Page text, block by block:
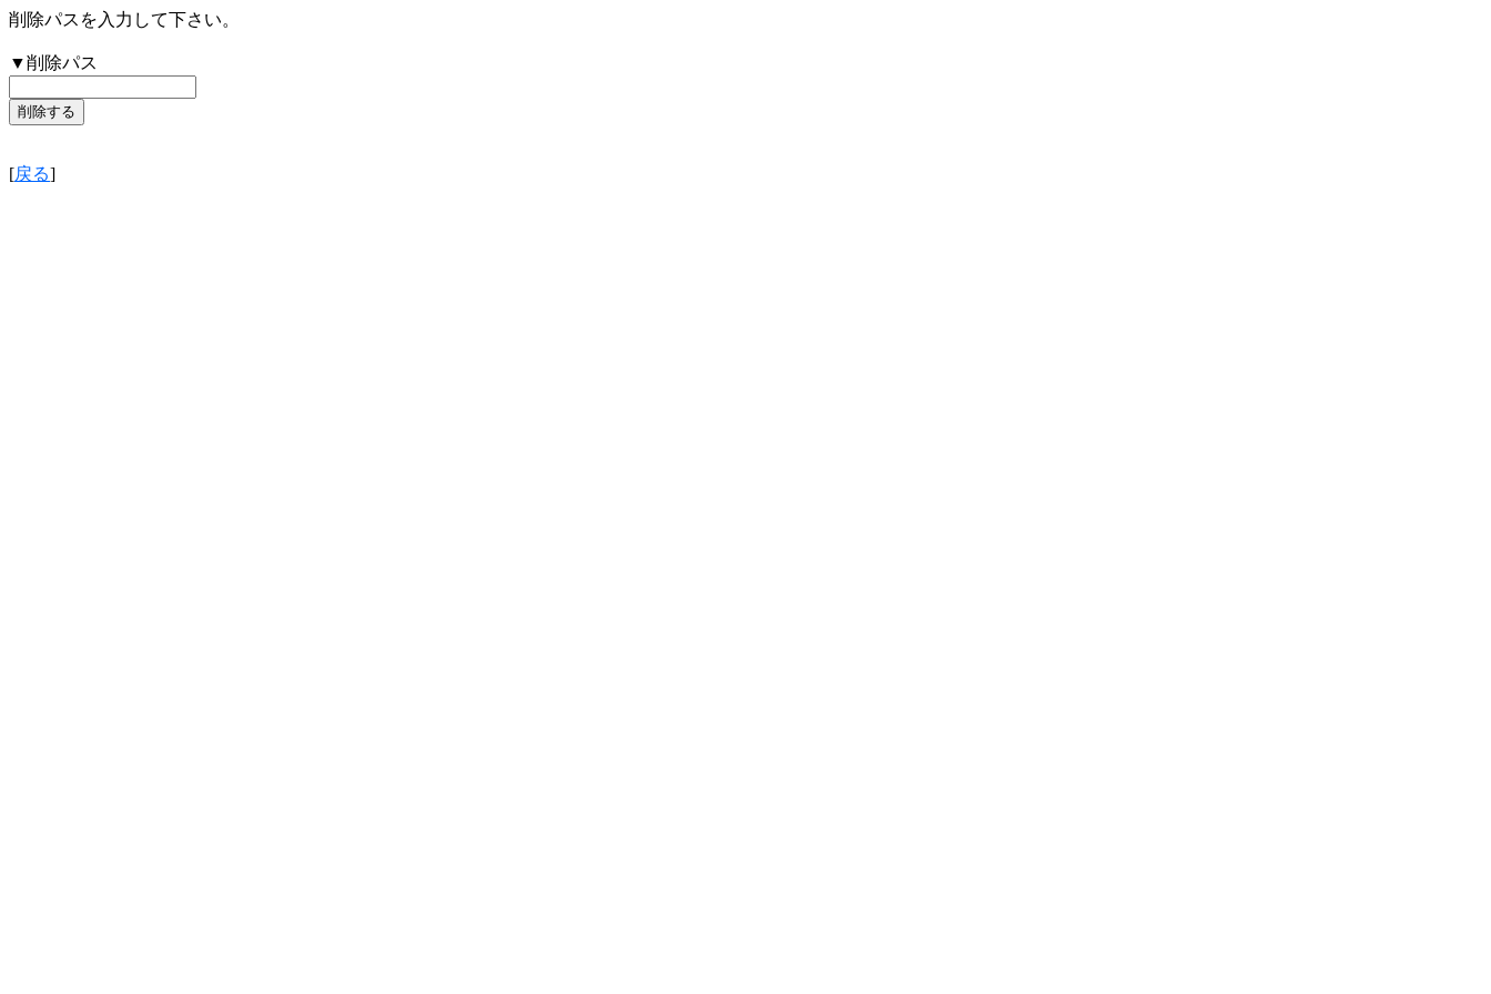
削除パスを入力して下さい。
▼削除パス
[戻る]